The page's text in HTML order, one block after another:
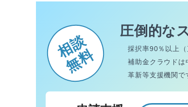
相談
無料
圧倒的な
採択率90％以上（
補助金クラウドは
革新等支援機関で